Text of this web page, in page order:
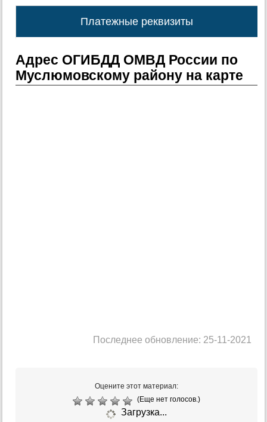
Платежные реквизиты
Адрес ОГИБДД ОМВД России по
Муслюмовскому району на карте
Последнее обновление: 25-11-2021
Оцените этот материал:
(Еще нет голосов.)
Загрузка...